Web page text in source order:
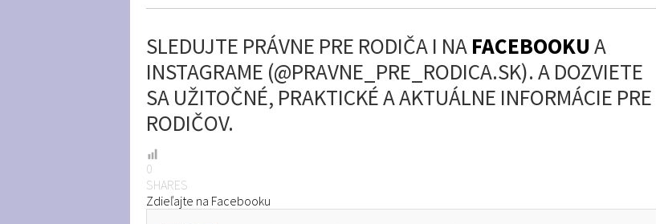
SLEDUJTE PRÁVNE PRE RODIČA I NA FACEBOOKU A
INSTAGRAME (@PRAVNE_PRE_RODICA.SK). A DOZVIETE
SA UŽITOČNÉ, PRAKTICKÉ A AKTUÁLNE INFORMÁCIE PRE
RODIČOV.
0
SHARES
Zdieľajte na Facebooku